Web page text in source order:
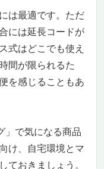
ィートホース
＝洗浄のバリエ
人は？
に
いあなたへ。プ
は最適です。ただ
には延長コードが
式はどこでも使え
間が限られるた
を感じることもあ
」で気になる商品
け、自宅環境とマ
ておきましょう。